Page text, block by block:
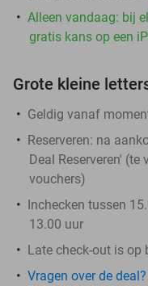
Alleen vandaag: bij
gratis kans op een
Grote kleine
Geldig vanaf
Reserveren: na
Deal Reserveren'
vouchers)
Inchecken tussen
13.00 uur
Late check-out is op
Vragen over de